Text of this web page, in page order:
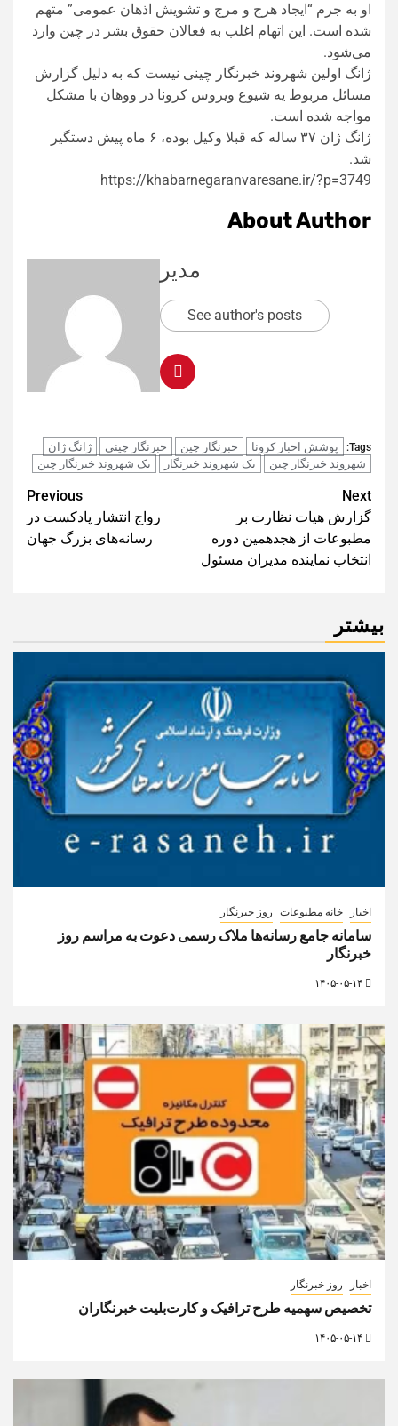
او به جرم “ایجاد هرج و مرج و تشویش اذهان عمومی” متهم
شده است. این اتهام اغلب به فعالان حقوق بشر در چین وارد
می‌شود.
ژانگ اولین شهروند خبرنگار چینی نیست که به دلیل گزارش
مسائل مربوط یه شیوع ویروس کرونا در ووهان با مشکل
مواجه شده است.
ژانگ ژان ۳۷ ساله که قبلا وکیل بوده، ۶ ماه پیش دستگیر
شد.
https://khabarnegaranvaresane.ir/?p=3749
About Author
مدیر
See author's posts
Tags: پوشش اخبار کرونا خبرنگار چین خبرنگار چینی
ژانگ ژان
شهروند خبرنگار چین
یک شهروند خبرنگار یک شهروند خبرنگار چین
Post
navigation
Previous
رواج انتشار پادکست‌ در
رسانه‌های بزرگ جهان
Next
گزارش هیات نظارت بر
مطبوعات از هجدهمین دوره
انتخاب نماینده مدیران مسئول
بیشتر
اخبار خانه مطبوعات روز خبرنگار
سامانه جامع رسانه‌ها ملاک رسمی دعوت به مراسم روز
خبرنگار
اخبار روز خبرنگار
تخصیص سهمیه طرح ترافیک و کارت‌بلیت خبرنگاران